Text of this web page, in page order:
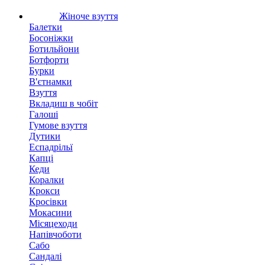
Жіноче взуття
Балетки
Босоніжки
Ботильйони
Ботфорти
Бурки
В'єтнамки
Взуття
Вкладиш в чобіт
Галоші
Гумове взуття
Дутики
Еспадрільї
Капці
Кеди
Коралки
Крокси
Кросівки
Мокасини
Місяцеходи
Напівчоботи
Сабо
Сандалі